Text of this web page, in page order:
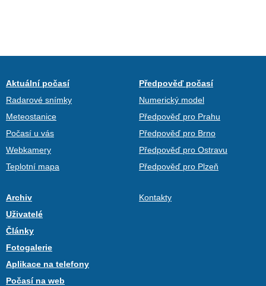
Aktuální počasí
Radarové snímky
Meteostanice
Počasí u vás
Webkamery
Teplotní mapa
Předpověď počasí
Numerický model
Předpověď pro Prahu
Předpověď pro Brno
Předpověď pro Ostravu
Předpověď pro Plzeň
Archiv
Uživatelé
Články
Fotogalerie
Aplikace na telefony
Počasí na web
Kontakty